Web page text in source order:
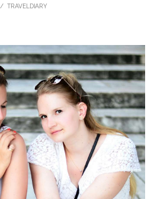
TRAVELDIARY